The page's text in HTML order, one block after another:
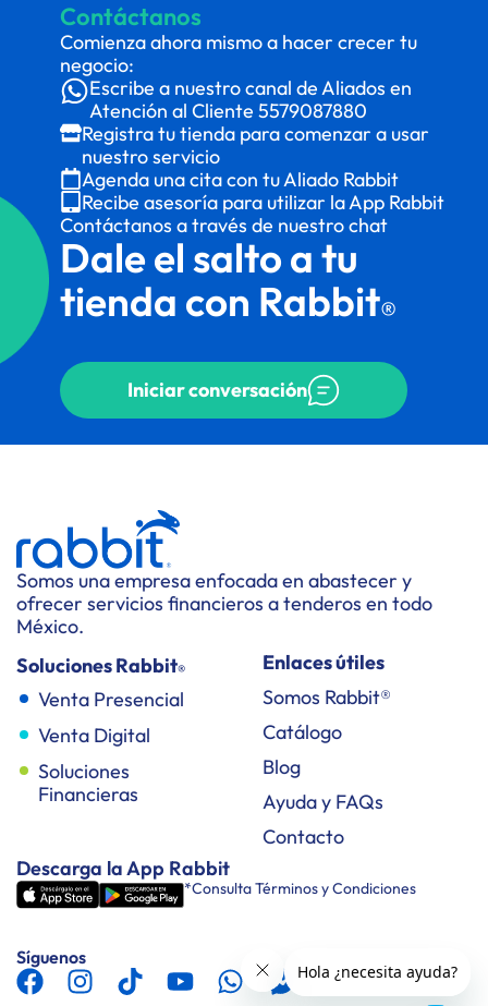
Contáctanos
Comienza ahora mismo a hacer crecer tu
negocio:
Escribe a nuestro canal de Aliados en
Atención al Cliente 5579087880
Registra tu tienda para comenzar a usar
nuestro servicio
Agenda una cita con tu Aliado Rabbit
Recibe asesoría para utilizar la App Rabbit
Contáctanos a través de nuestro chat
Dale el salto a tu
tienda con Rabbit®
Iniciar conversación
Somos una empresa enfocada en abastecer y
ofrecer servicios financieros a tenderos en todo
México.
Soluciones Rabbit®
Venta Presencial
Venta Digital
Soluciones
Financieras
Enlaces útiles
Somos Rabbit®
Catálogo
Blog
Ayuda y FAQs
Contacto
Descarga la App Rabbit
*Consulta Términos y Condiciones
Síguenos